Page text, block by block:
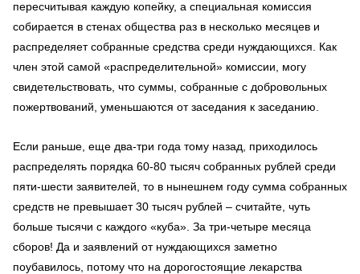
пересчитывая каждую копейку, а специальная комиссия
собирается в стенах общества раз в несколько месяцев и
распределяет собранные средства среди нуждающихся. Как
член этой самой «распределительной» комиссии, могу
свидетельствовать, что суммы, собранные с добровольных
пожертвований, уменьшаются от заседания к заседанию.
Если раньше, еще два-три года тому назад, приходилось
распределять порядка 60-80 тысяч собранных рублей среди
пяти-шести заявителей, то в нынешнем году сумма собранных
средств не превышает 30 тысяч рублей – считайте, чуть
больше тысячи с каждого «куба». За три-четыре месяца
сборов! Да и заявлений от нуждающихся заметно
поубавилось, потому что на дорогостоящие лекарства